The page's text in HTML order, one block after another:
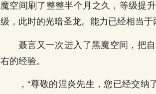
魔空间刷了整整半个月之久，等级提
级，此时的光暗圣龙。能力已经相当
聂言又一次进入了黑魔空间，把
右的经验。
，“尊敬的涅炎先生，您已经交